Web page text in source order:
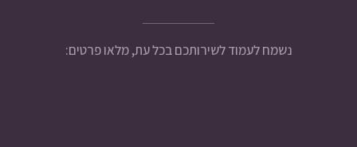
נשמח לעמוד לשירותכם בכל עת, מלאו פרטים: